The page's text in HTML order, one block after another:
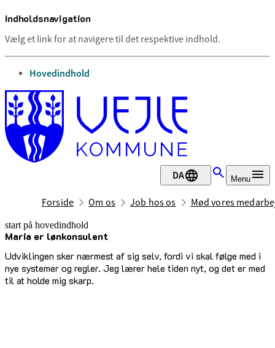
Indholdsnavigation
Vælg et link for at navigere til det respektive indhold.
gå til
Hovedindhold
DA Menu
Forside Om os Job hos os Mød vores
start på hovedindhold
Maria er lønkonsulent
Udviklingen sker nærmest af sig selv, fordi vi skal følge med i
nye systemer og regler. Jeg lærer hele tiden nyt, og det er med
til at holde mig skarp.
senest opdateret 3. april 2025